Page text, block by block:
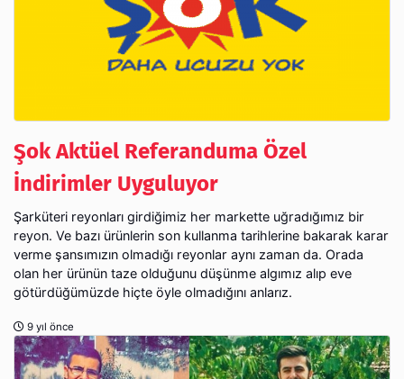
Şok Aktüel Referanduma Özel
İndirimler Uyguluyor
Şarküteri reyonları girdiğimiz her markette uğradığımız bir
reyon. Ve bazı ürünlerin son kullanma tarihlerine bakarak karar
verme şansımızın olmadığı reyonlar aynı zaman da. Orada
olan her ürünün taze olduğunu düşünme algımız alıp eve
götürdüğümüzde hiçte öyle olmadığını anlarız.
9 yıl önce